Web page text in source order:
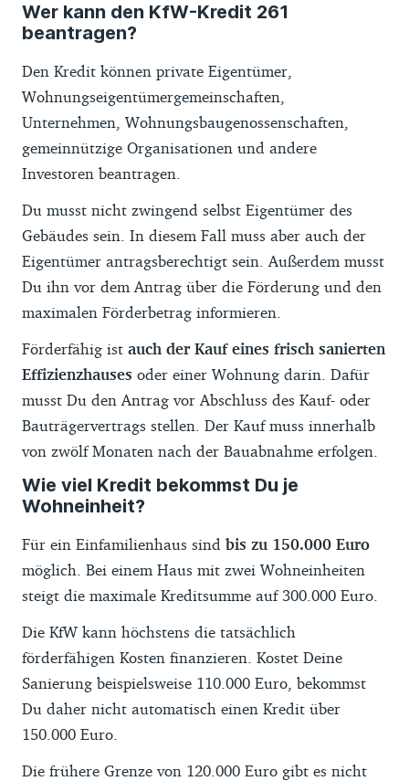
Wer kann den KfW-Kredit 261
beantragen?
Den Kredit können private Eigentümer,
Wohnungseigentümergemeinschaften,
Unternehmen, Wohnungsbaugenossenschaften,
gemeinnützige Organisationen und andere
Investoren beantragen.
Du musst nicht zwingend selbst Eigentümer des
Gebäudes sein. In diesem Fall muss aber auch der
Eigentümer antragsberechtigt sein. Außerdem musst
Du ihn vor dem Antrag über die Förderung und den
maximalen Förderbetrag informieren.
Förderfähig ist auch der Kauf eines frisch sanierten
Effizienzhauses oder einer Wohnung darin. Dafür
musst Du den Antrag vor Abschluss des Kauf- oder
Bauträgervertrags stellen. Der Kauf muss innerhalb
von zwölf Monaten nach der Bauabnahme erfolgen.
Wie viel Kredit bekommst Du je
Wohneinheit?
Für ein Einfamilienhaus sind bis zu 150.000 Euro
möglich. Bei einem Haus mit zwei Wohneinheiten
steigt die maximale Kreditsumme auf 300.000 Euro.
Die KfW kann höchstens die tatsächlich
förderfähigen Kosten finanzieren. Kostet Deine
Sanierung beispielsweise 110.000 Euro, bekommst
Du daher nicht automatisch einen Kredit über
150.000 Euro.
Die frühere Grenze von 120.000 Euro gibt es nicht